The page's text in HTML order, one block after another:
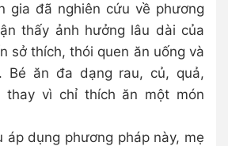
gia đã nghiên cứu về phương
thấy ảnh hưởng lâu dài của
sở thích, thói quen ăn uống và
Bé ăn đa dạng rau, củ, quả,
thay vì chỉ thích ăn một món
áp dụng phương pháp này, mẹ